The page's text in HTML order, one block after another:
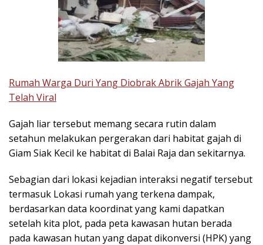
Rumah Warga Duri Yang Diobrak Abrik Gajah Yang
Telah Viral
Gajah liar tersebut memang secara rutin dalam
setahun melakukan pergerakan dari habitat gajah di
Giam Siak Kecil ke habitat di Balai Raja dan sekitarnya.
Sebagian dari lokasi kejadian interaksi negatif tersebut
termasuk Lokasi rumah yang terkena dampak,
berdasarkan data koordinat yang kami dapatkan
setelah kita plot, pada peta kawasan hutan berada
pada kawasan hutan yang dapat dikonversi (HPK) yang